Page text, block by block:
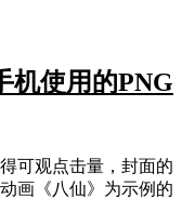
机使用的PNG
可观点击量，封面的
画《八仙》为示例的